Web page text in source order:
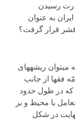
رسيدن
به عنوان
قرار گرفت؟
می­توان ریشه­های
فقها از جانب
که در طول حدود
با محیط و بر
در شکل